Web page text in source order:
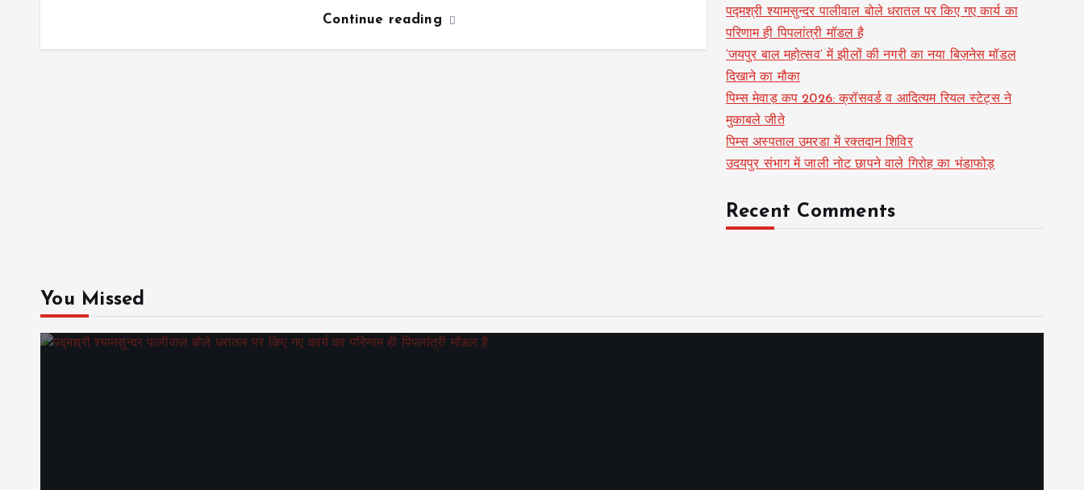
Continue reading
पद्मश्री श्यामसुन्दर पालीवाल बोले धरातल पर किए गए कार्य का
परिणाम ही पिपलांत्री मॉडल है
‘जयपुर बाल महोत्सव’ में झीलों की नगरी का नया बिज़नेस मॉडल
दिखाने का मौका
पिम्स मेवाड़ कप 2026: क्रॉसवर्ड व आदित्यम रियल स्टेट्स ने
मुकाबले जीते
पिम्स अस्पताल उमरडा में रक्तदान शिविर
उदयपुर संभाग में जाली नोट छापने वाले गिरोह का भंडाफोड़
Recent Comments
You Missed